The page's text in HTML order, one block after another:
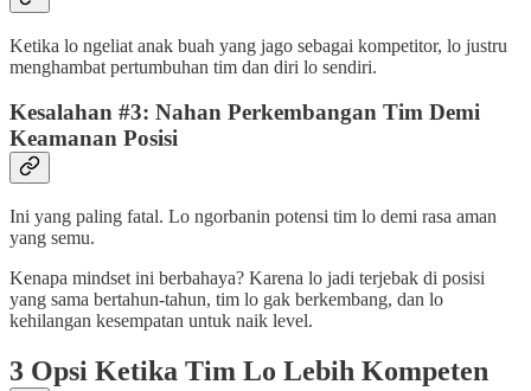
Ketika lo ngeliat anak buah yang jago sebagai kompetitor, lo justru
menghambat pertumbuhan tim dan diri lo sendiri.
Kesalahan #3: Nahan Perkembangan Tim Demi
Keamanan Posisi
Ini yang paling fatal. Lo ngorbanin potensi tim lo demi rasa aman
yang semu.
Kenapa mindset ini berbahaya? Karena lo jadi terjebak di posisi
yang sama bertahun-tahun, tim lo gak berkembang, dan lo
kehilangan kesempatan untuk naik level.
3 Opsi Ketika Tim Lo Lebih Kompeten